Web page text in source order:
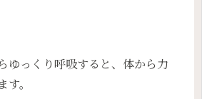
ゆっくり呼吸すると、体から力
。